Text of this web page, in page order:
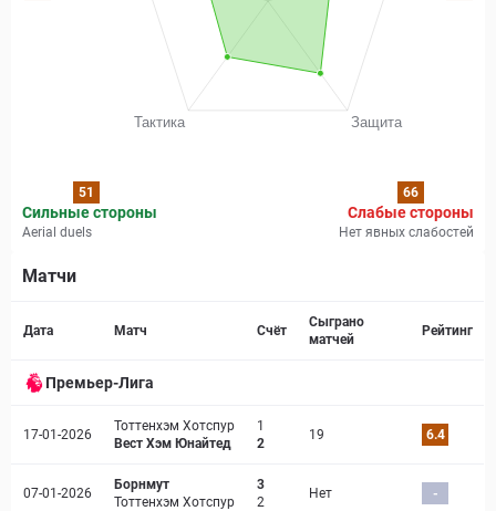
51 66
Сильные стороны
Aerial duels
Слабые стороны
Нет явных слабостей
Матчи
Страница матча
Дата Матч Счёт
Сыграно
матчей
Рейтинг
Премьер-Лига
17-01-2026
Тоттенхэм Хотспур
Вест Хэм Юнайтед
1
2
19 6.4
07-01-2026
Борнмут
Тоттенхэм Хотспур
3
2
Нет -